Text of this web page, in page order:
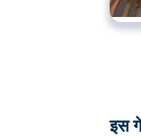
यहाँ
इस